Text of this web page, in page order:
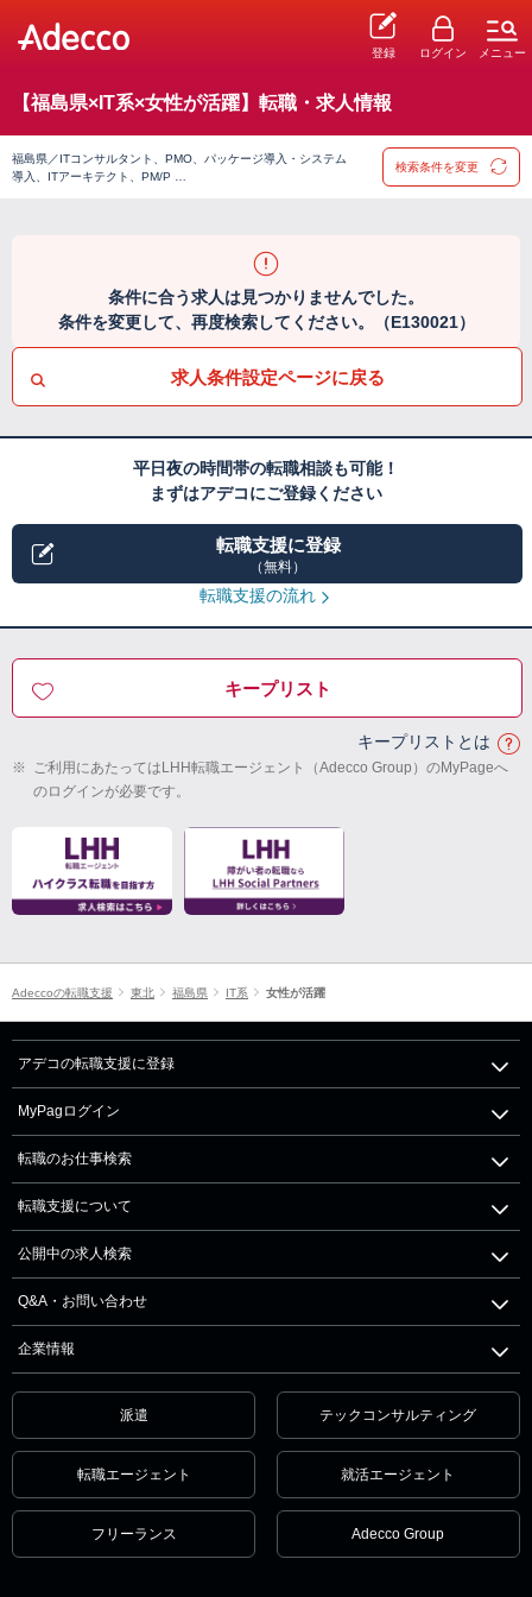
登録 ログイン メニュー
【福島県×IT系×女性が活躍】転職・求人情報
福島県／ITコンサルタント、PMO、パッケージ導入・システム
導入、ITアーキテクト、PM/P …
検索条件を変更
条件に合う求人は見つかりませんでした。
条件を変更して、再度検索してください。（E130021）
求人条件設定ページに戻る
平日夜の時間帯の転職相談も可能！
まずはアデコにご登録ください
転職支援に登録
（無料）
転職支援の流れ
キープリスト
キープリストとは
※ ご利用にあたってはLHH転職エージェント（Adecco Group）のMyPageへ
のログインが必要です。
Adeccoの転職支援 東北 福島県 IT系 女性が活躍
アデコの転職支援に登録
MyPagログイン
転職のお仕事検索
転職支援について
公開中の求人検索
Q&A・お問い合わせ
企業情報
派遣 テックコンサルティング
転職エージェント 就活エージェント
フリーランス Adecco Group